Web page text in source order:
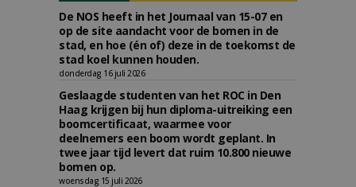
De NOS heeft in het Journaal van 15-07 en
op de site aandacht voor de bomen in de
stad, en hoe (én of) deze in de toekomst de
stad koel kunnen houden.
donderdag 16 juli 2026
Geslaagde studenten van het ROC in Den
Haag krijgen bij hun diploma-uitreiking een
boomcertificaat, waarmee voor
deelnemers een boom wordt geplant. In
twee jaar tijd levert dat ruim 10.800 nieuwe
bomen op.
woensdag 15 juli 2026